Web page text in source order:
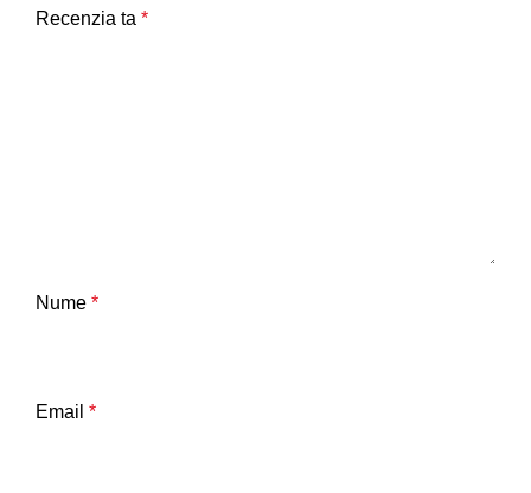
Recenzia ta *
Nume *
Email *